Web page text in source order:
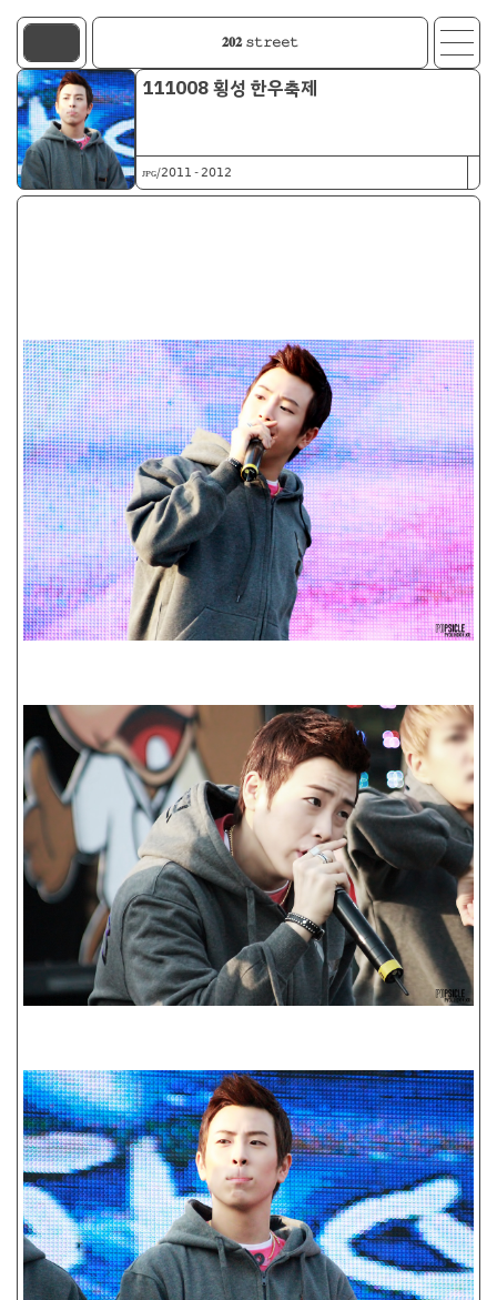
𝟐𝟎𝟐 𝚜𝚝𝚛𝚎𝚎𝚝
111008 횡성 한우축제
ᴊᴘɢ/𝟤𝟢𝟣𝟣 - 𝟤𝟢𝟣𝟤